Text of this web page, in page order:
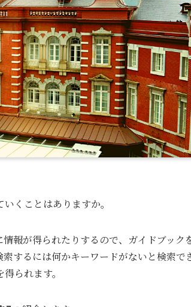
くことはありますか。
報が得られたりするので、ガイドブック
するには何かキーワードがないと検索で
られます。